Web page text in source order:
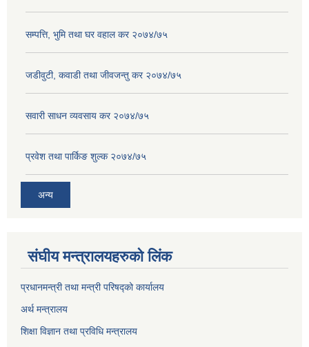
सम्पत्ति, भुमि तथा घर वहाल कर २०७४/७५
जडीवुटी, कवाडी तथा जीवजन्तु कर २०७४/७५
सवारी साधन व्यवसाय कर २०७४/७५
प्रवेश तथा पार्किङ शुल्क २०७४/७५
अन्य
संघीय मन्त्रालयहरुको लिंक
प्रधानमन्त्री तथा मन्त्री परिषद्को कार्यालय
अर्थ मन्त्रालय
शिक्षा विज्ञान तथा प्रविधि मन्त्रालय